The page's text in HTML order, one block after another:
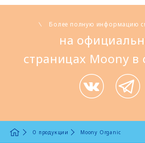
Более полную информацию
на
страницах Moony в
О продукции Moony Organic